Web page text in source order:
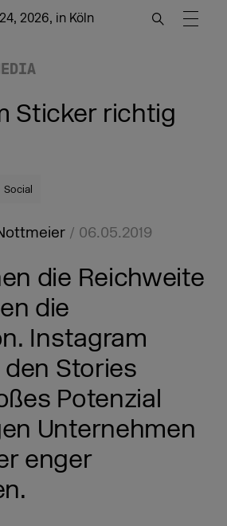
2026, in Köln
Sticker richtig
Social
/ 06.05.2019
die Reichweite
die
Instagram
Stories
Potenzial
Unternehmen
enger